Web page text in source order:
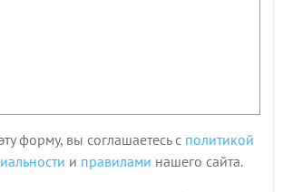
форму, вы соглашаетесь с политикой
и правилами нашего сайта.